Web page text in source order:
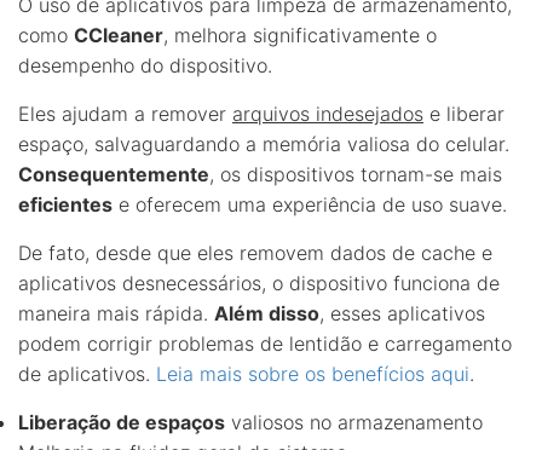
como CCleaner, melhora significativamente o
desempenho do dispositivo.
Eles ajudam a remover arquivos indesejados e liberar
espaço, salvaguardando a memória valiosa do celular.
Consequentemente, os dispositivos tornam-se mais
eficientes e oferecem uma experiência de uso suave.
De fato, desde que eles removem dados de cache e
aplicativos desnecessários, o dispositivo funciona de
maneira mais rápida. Além disso, esses aplicativos
podem corrigir problemas de lentidão e carregamento
de aplicativos. Leia mais sobre os benefícios aqui.
Liberação de espaços valiosos no armazenamento